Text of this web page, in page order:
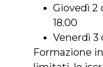
Giovedì 2
18.00
Venerdì 3
Formazione